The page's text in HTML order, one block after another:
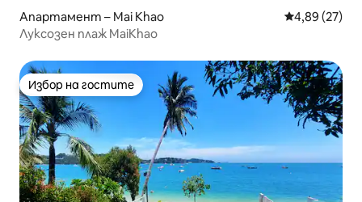
Апартамент – Mai Khao Средна
4,89 (27)
Луксозен плаж MaiKhao
Избор на гостите
Избор на гостите